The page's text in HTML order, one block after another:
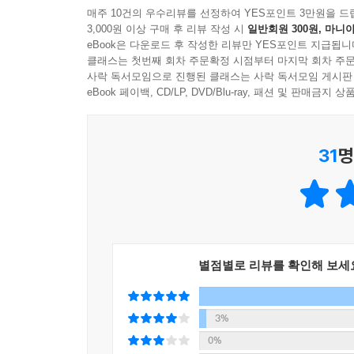
매주 10건의 우수리뷰를 선정하여 YES포인트 3만원을 드
3,000원 이상 구매 후 리뷰 작성 시 일반회원 300원, 마니
eBook은 다운로드 후 작성한 리뷰만 YES포인트 지급됩니
클래스는 첫번째 회차 주문확정 시점부터 마지막 회차 주
사락 독서모임으로 진행된 클래스는 사락 독서모임 게시
eBook 페이백, CD/LP, DVD/Blu-ray, 패션 및 판매금지 상
31
별점별로 리뷰를 확인해 보세
3%
0%